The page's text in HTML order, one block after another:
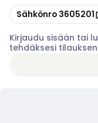
Kopioi
Sähkönro 3605201
Kirjaudu sisään tai
tehdäksesi tilauksen